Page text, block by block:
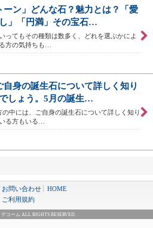
ン」どんな石？魅力とは？「愛
」「円満」その宝石…
ってもその種類は数多く、どれを選ぶかによ
方の気持ちも…
身の誕生石について詳しく知り
しょう。5月の誕生…
の中には、ご自身の誕生石について詳しく知り
る方もいる…
お問い合わせ
HOME
ご利用規約
デコーム ALL RIGHTS RESERVED.